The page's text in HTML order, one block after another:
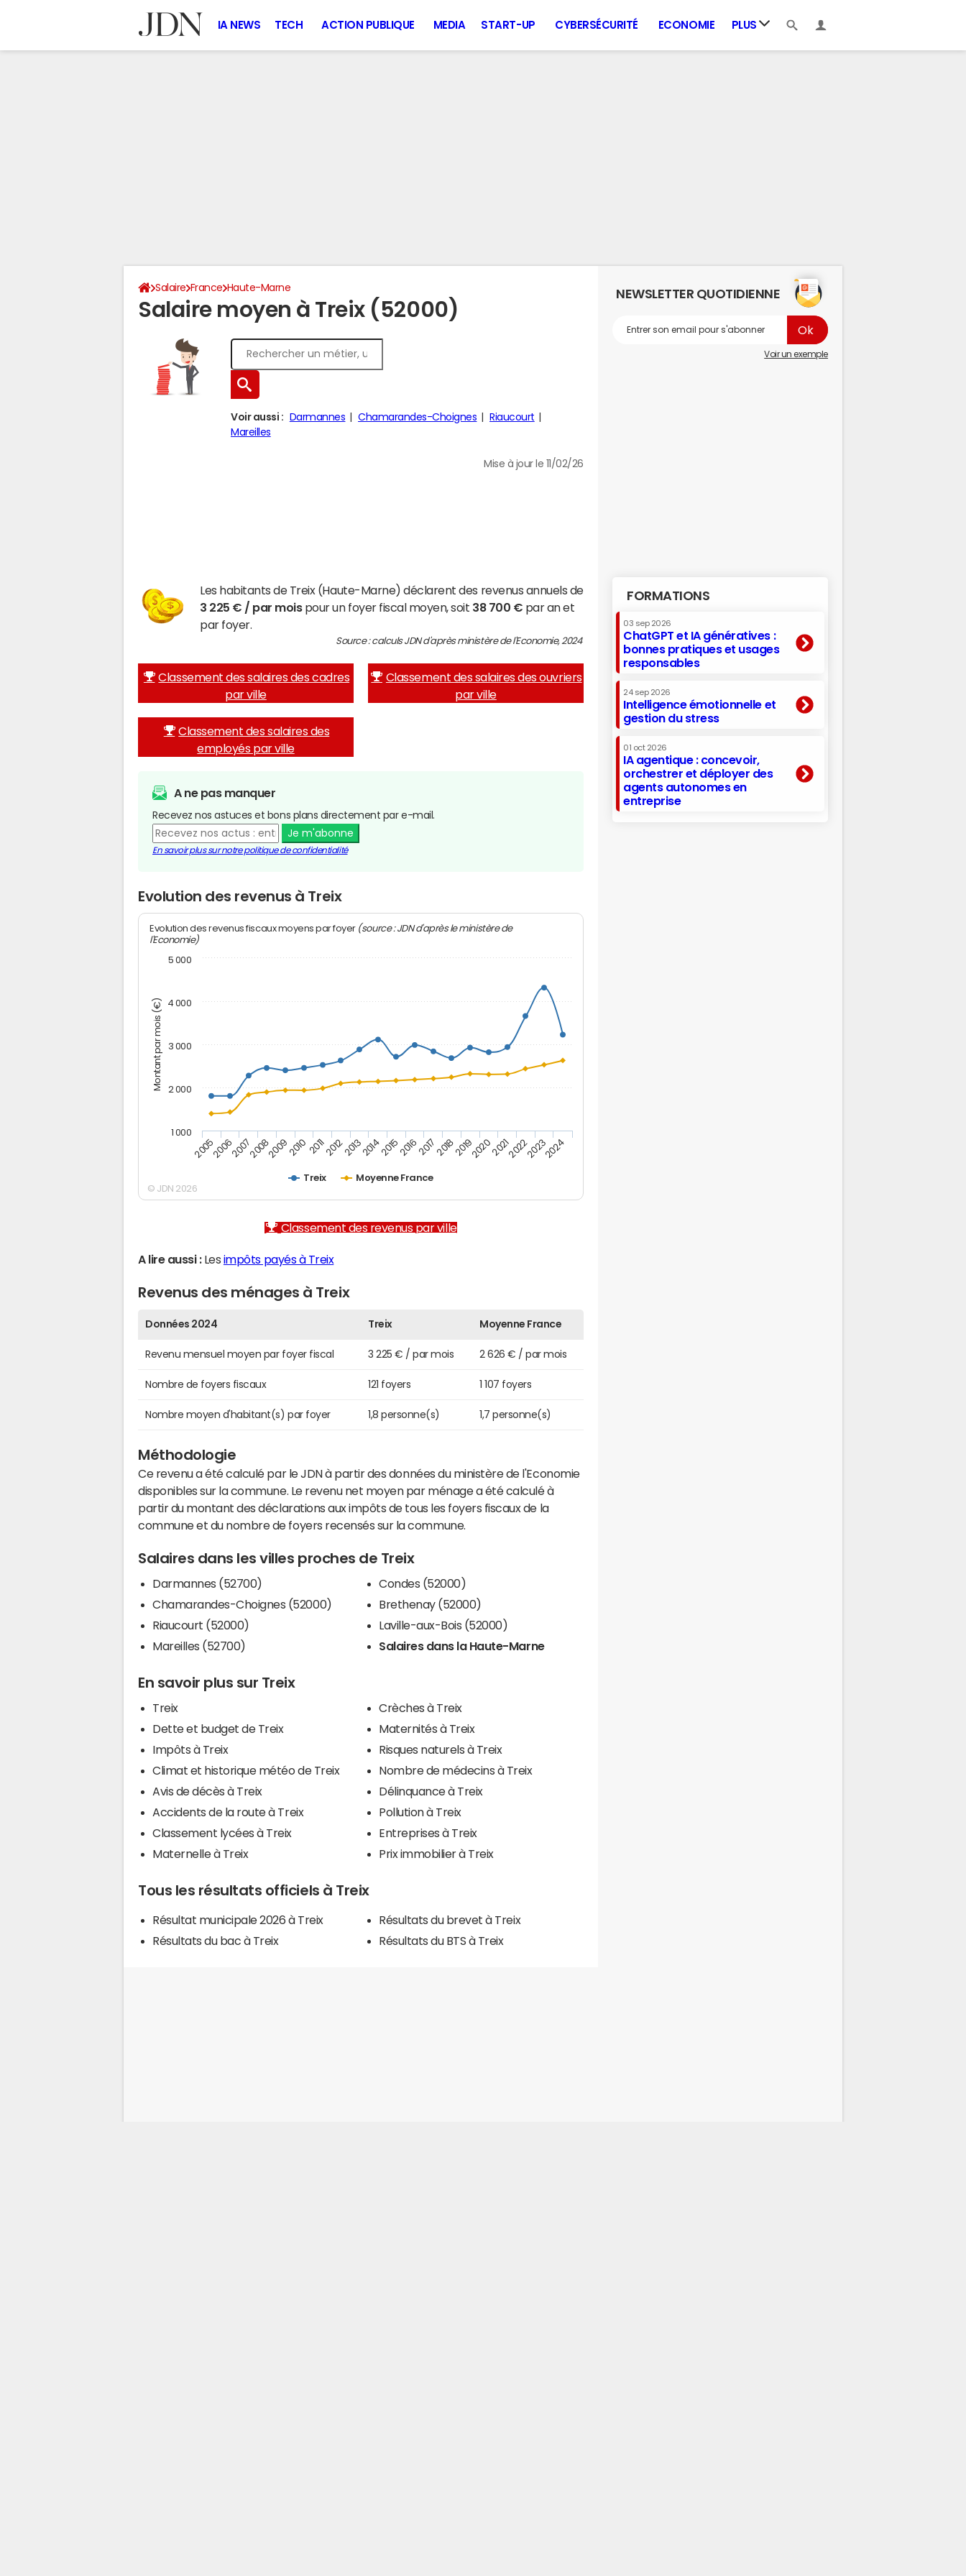
IA NEWS TECH ACTION PUBLIQUE MEDIA START-UP CYBERSÉCURITÉ ECONOMIE PLUS
Salaire France Haute-Marne
Salaire moyen à Treix (52000)
Voir aussi : Darmannes Chamarandes-Choignes
Riaucourt
Mareilles
Mise à jour le 11/02/26
Les habitants de Treix (Haute-Marne) déclarent des revenus annuels de
3 225 € / par moispour un foyer fiscal moyen, soit 38 700 € par an et
par foyer.
Source : calculs JDN d'après ministère de l'Economie, 2024
Classement des salaires des cadres
par ville
Classement des salaires des ouvriers
par ville
Classement des salaires des
employés par ville
A ne pas manquer
Recevez nos astuces et bons plans directement par e-mail.
Je m'abonne
En savoir plus sur notre politique de confidentialité
Evolution des revenus à Treix
Montant par mois (€)
Evolution des revenus fiscaux moyens par foyer (source : JDN d'après le ministère de
l'Economie)
Treix Moyenne France
200520062007200820092010 20112012201320142015201620172018201920202021202220232024
1 000
2 000
3 000
4 000
5 000
© JDN 2026
Classement des revenus par ville
A lire aussi :Les impôts payés à Treix
Revenus des ménages à Treix
Données 2024 Treix Moyenne France
Revenu mensuel moyen par foyer fiscal 3 225 € / par mois 2 626 € / par mois
Nombre de foyers fiscaux 121 foyers 1 107 foyers
Nombre moyen d'habitant(s) par foyer 1,8 personne(s) 1,7 personne(s)
Méthodologie
Ce revenu a été calculé par le JDN à partir des données du ministère de l'Economie
disponibles sur la commune. Le revenu net moyen par ménage a été calculé à
partir du montant des déclarations aux impôts de tous les foyers fiscaux de la
commune et du nombre de foyers recensés sur la commune.
Salaires dans les villes proches de Treix
Darmannes (52700)
Chamarandes-Choignes (52000)
Riaucourt (52000)
Mareilles (52700)
Condes (52000)
Brethenay (52000)
Laville-aux-Bois (52000)
Salaires dans la Haute-Marne
En savoir plus sur Treix
Treix
Dette et budget de Treix
Impôts à Treix
Climat et historique météo de Treix
Avis de décès à Treix
Accidents de la route à Treix
Classement lycées à Treix
Maternelle à Treix
Crèches à Treix
Maternités à Treix
Risques naturels à Treix
Nombre de médecins à Treix
Délinquance à Treix
Pollution à Treix
Entreprises à Treix
Prix immobilier à Treix
Tous les résultats officiels à Treix
Résultat municipale 2026 à Treix
Résultats du bac à Treix
Résultats du brevet à Treix
Résultats du BTS à Treix
NEWSLETTER QUOTIDIENNE
Voir un exemple
FORMATIONS
03 sep 2026
ChatGPT et IA génératives :
bonnes pratiques et usages
responsables
24 sep 2026
Intelligence émotionnelle et
gestion du stress
01 oct 2026
IA agentique : concevoir,
orchestrer et déployer des
agents autonomes en
entreprise